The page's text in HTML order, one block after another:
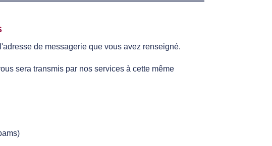
de messagerie que vous avez renseigné.
sera transmis par nos services à cette même